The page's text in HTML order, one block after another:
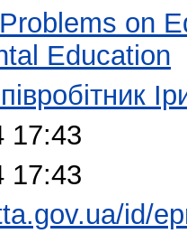
on
Education
17:43
17:43
id/